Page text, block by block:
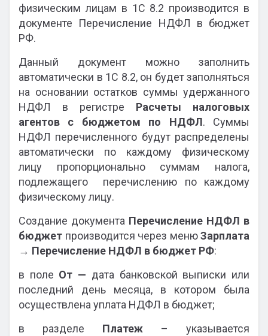
физическим лицам в 1С 8.2 производится в
документе Перечисление НДФЛ в бюджет
РФ.
Данный документ можно заполнить
автоматически в 1С 8.2, он будет заполняться
на основании остатков суммы удержанного
НДФЛ в регистре Расчеты налоговых
агентов с бюджетом по НДФЛ. Суммы
НДФЛ перечисленного будут распределены
автоматически по каждому физическому
лицу пропорционально суммам налога,
подлежащего перечислению по каждому
физическому лицу.
Создание документа Перечисление НДФЛ в
бюджет производится через менюЗарплата
→ Перечисление НДФЛ в бюджет РФ:
в поле От — дата банковской выписки или
последний день месяца, в котором была
осуществлена уплата НДФЛ в бюджет;
в разделе Платеж – указывается